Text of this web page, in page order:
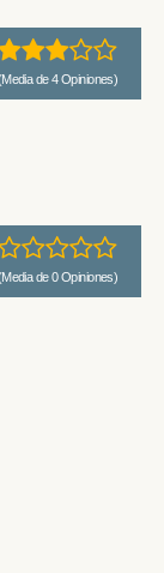
de 4 Opiniones)
de 0 Opiniones)